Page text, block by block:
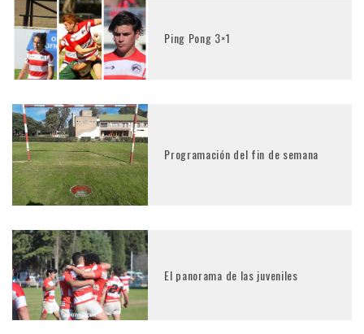
Ping Pong 3×1
Programación del fin de semana
El panorama de las juveniles